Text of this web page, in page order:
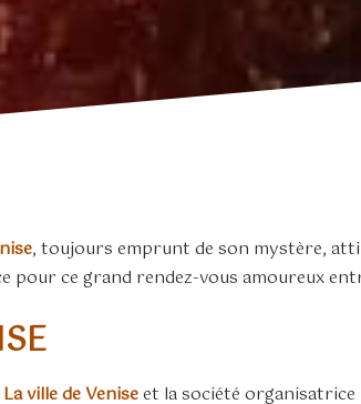
, toujours emprunt de son mystère,
pour ce grand rendez-vous amoureux
La ville de Veniseet la société